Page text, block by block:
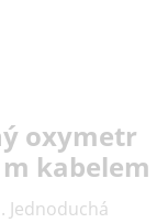
oxymetr
kabelem